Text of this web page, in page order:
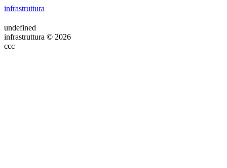
infrastruttura
undefined
infrastruttura © 2026
ссс